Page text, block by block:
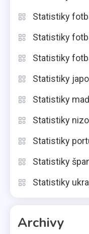
Statistiky
Statistiky
Statistiky
Statistiky
Statistiky
Statistiky
Statistiky
Statistiky
Statistiky
Archivy